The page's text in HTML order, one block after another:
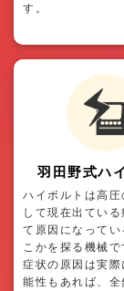
す。
羽田野式ハ
ハイボルトは高圧
して現在出ている
て原因になってい
こかを探る機械で
症状の原因は実際
能性もあれば、全